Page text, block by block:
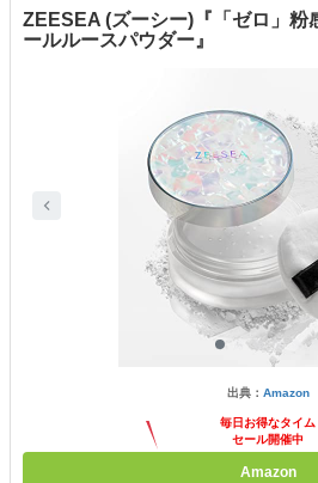
ZEESEA (ズーシー)『「ゼロ」粉
ールルースパウダー』
出典： Amazon
毎日お得なタイム
セール開催中
Amazon